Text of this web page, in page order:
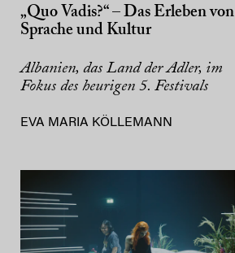
„Quo Vadis?“ – Das Erleben von
Sprache und Kultur
Albanien, das Land der Adler, im
Fokus des heurigen 5. Festivals
EVA MARIA KÖLLEMANN